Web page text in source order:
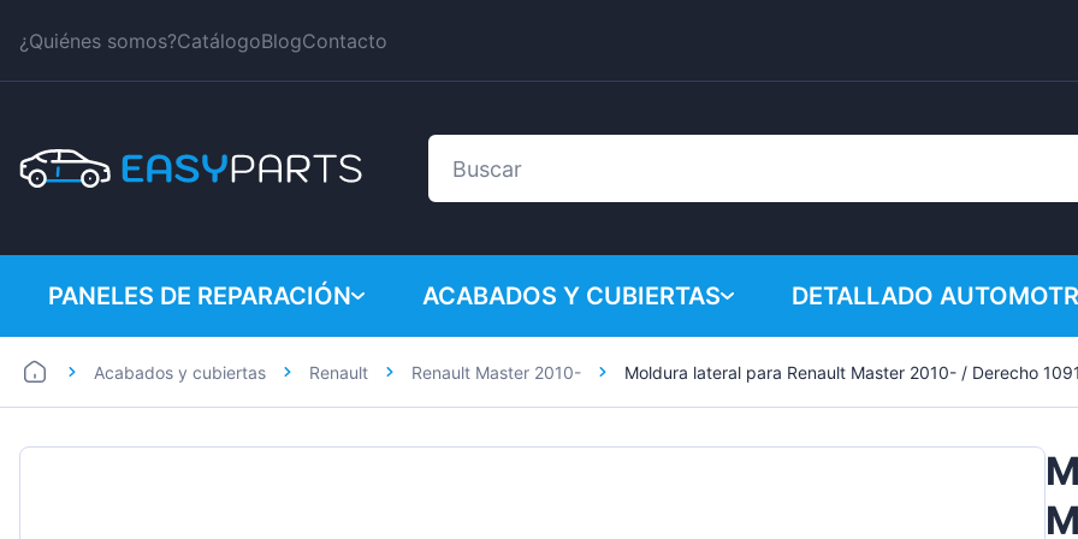
¿Quiénes somos?CatálogoBlogContacto
¡Su cesta
PANELES DE REPARACIÓN
Coches
ACABADOS Y CUBIERTAS
BMW
DETALLADO
Productos químicos
Acabados y cubiertas Renault Renault Master 2010- Moldura lateral para Renault Master 2010- / Derecho